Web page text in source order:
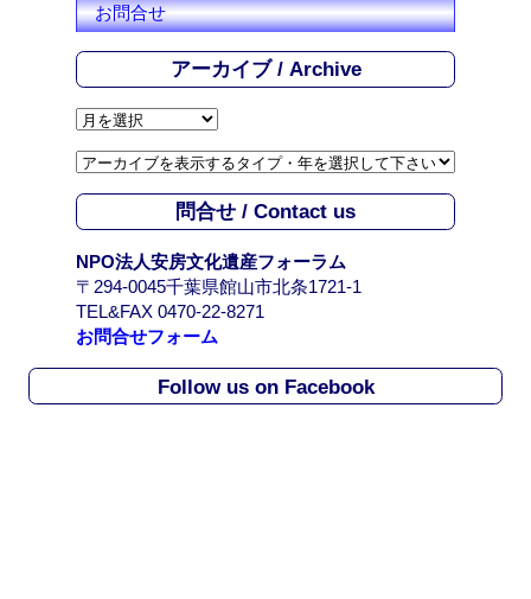
お問合せ
アーカイブ / Archive
ア
カ
イ
ブ
A
r
c
h
i
問合せ / Contact us
NPO法人安房文化遺産フォーラム
〒294-0045千葉県館山市北条1721-1
TEL&FAX 0470-22-8271
お問合せフォーム
Follow us on Facebook